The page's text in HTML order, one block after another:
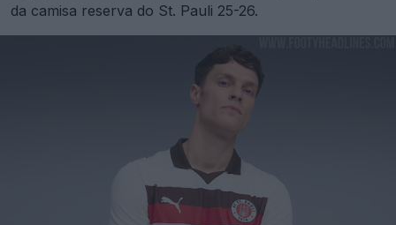
da camisa reserva do St. Pauli 25-26.